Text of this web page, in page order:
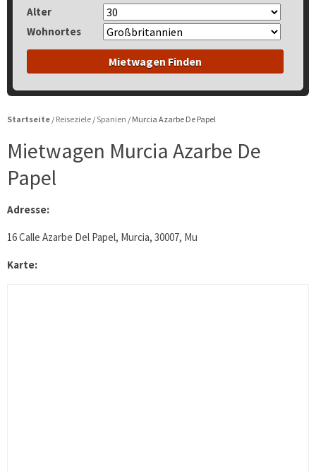
Alter
Wohnortes
Mietwagen Finden
Startseite / Reiseziele /Spanien / Murcia Azarbe De Papel
Mietwagen Murcia Azarbe De
Papel
Adresse:
16 Calle Azarbe Del Papel, Murcia, 30007, Mu
Karte: